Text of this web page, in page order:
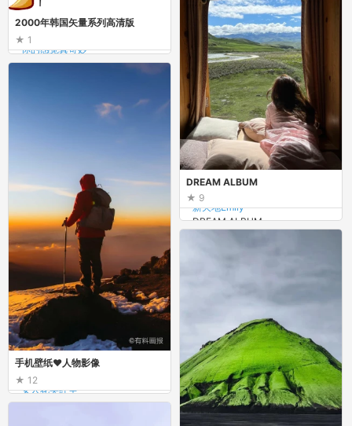
2000年韩国矢量系列高清版
1
你的感觉真奇妙
2000年韩国矢量系列高清版
DREAM ALBUM
9
新天地Emily
DREAM ALBUM
手机壁纸♥人物影像
12
女人花笑红尘
手机壁纸♥人物影像